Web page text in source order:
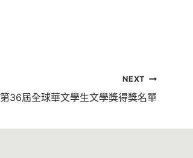
NEXT
第36屆全球華文學生文學獎得獎名單